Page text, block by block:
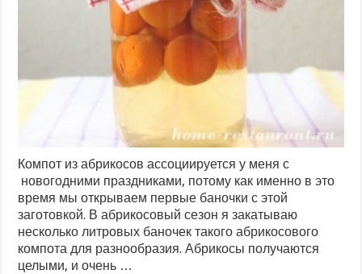
Компот из абрикосов ассоциируется у меня с
новогодними праздниками, потому как именно в это
время мы открываем первые баночки с этой
заготовкой. В абрикосовый сезон я закатываю
несколько литровых баночек такого абрикосового
компота для разнообразия. Абрикосы получаются
целыми, и очень …